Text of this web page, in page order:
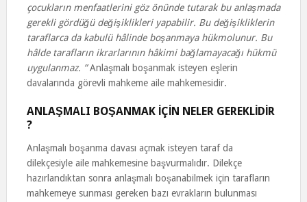
çocukların menfaatlerini göz önünde tutarak bu anlaşmada
gerekli gördüğü değişiklikleri yapabilir. Bu değişikliklerin
taraflarca da kabulü hâlinde boşanmaya hükmolunur. Bu
hâlde tarafların ikrarlarının hâkimi bağlamayacağı hükmü
uygulanmaz. ”Anlaşmalı boşanmak isteyen eşlerin
davalarında görevli mahkeme aile mahkemesidir.
ANLAŞMALI BOŞANMAK İÇİN NELER GEREKLİDİR
?
Anlaşmalı boşanma davası açmak isteyen taraf da
dilekçesiyle aile mahkemesine başvurmalıdır. Dilekçe
hazırlandıktan sonra anlaşmalı boşanabilmek için tarafların
mahkemeye sunması gereken bazı evrakların bulunması